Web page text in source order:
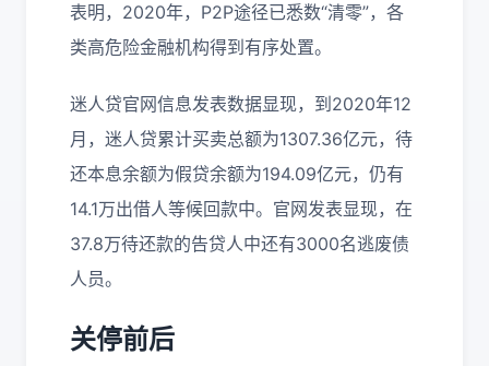
表明，2020年，P2P途径已悉数“清零”，各
类高危险金融机构得到有序处置。
迷人贷官网信息发表数据显现，到2020年12
月，迷人贷累计买卖总额为1307.36亿元，待
还本息余额为假贷余额为194.09亿元，仍有
14.1万出借人等候回款中。官网发表显现，在
37.8万待还款的告贷人中还有3000名逃废债
人员。
关停前后